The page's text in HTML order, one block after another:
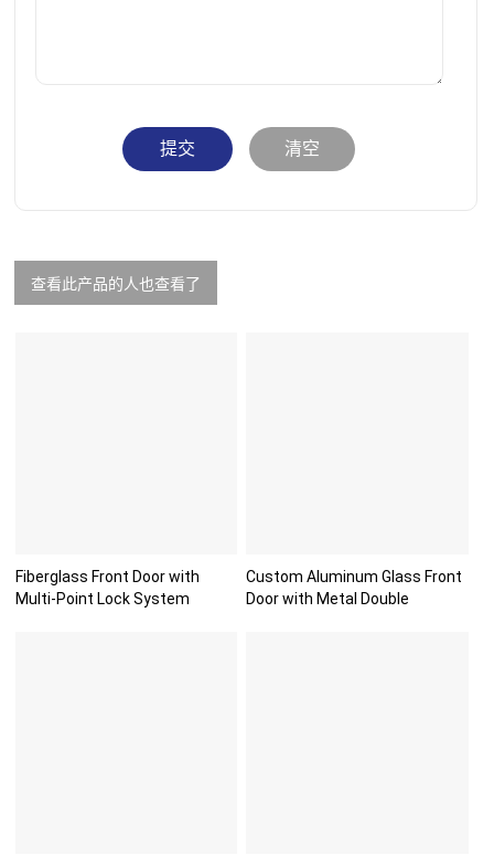
提交 清空
查看此产品的人也查看了
Fiberglass Front Door with
Multi-Point Lock System
Custom Aluminum Glass Front
Door with Metal Double